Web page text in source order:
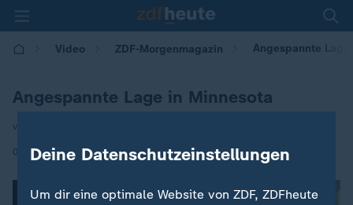
Video ZDF-Morgenmagazin Angespannte
Angespannte Lage in Minnesota
von Heike Slansky
09.01.2026 | 05:30
Deine Datenschutzeinstellungen
Um dir eine optimale Website von ZDF, ZDFheute